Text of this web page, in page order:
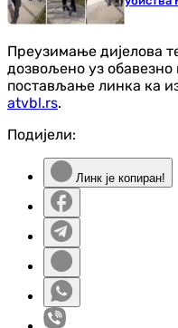
Преузимање дијелова
дозвољено уз
постављање линка ка
atvbl.rs.
Подијели:
Линк је копиран!